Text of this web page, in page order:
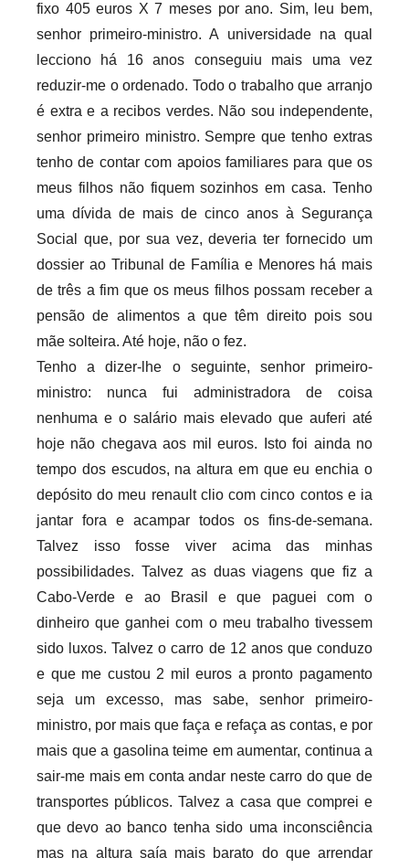
fixo 405 euros X 7 meses por ano. Sim, leu bem,
senhor primeiro-ministro. A universidade na qual
lecciono há 16 anos conseguiu mais uma vez
reduzir-me o ordenado. Todo o trabalho que arranjo
é extra e a recibos verdes. Não sou independente,
senhor primeiro ministro. Sempre que tenho extras
tenho de contar com apoios familiares para que os
meus filhos não fiquem sozinhos em casa. Tenho
uma dívida de mais de cinco anos à Segurança
Social que, por sua vez, deveria ter fornecido um
dossier ao Tribunal de Família e Menores há mais
de três a fim que os meus filhos possam receber a
pensão de alimentos a que têm direito pois sou
mãe solteira. Até hoje, não o fez.
Tenho a dizer-lhe o seguinte, senhor primeiro-
ministro: nunca fui administradora de coisa
nenhuma e o salário mais elevado que auferi até
hoje não chegava aos mil euros. Isto foi ainda no
tempo dos escudos, na altura em que eu enchia o
depósito do meu renault clio com cinco contos e ia
jantar fora e acampar todos os fins-de-semana.
Talvez isso fosse viver acima das minhas
possibilidades. Talvez as duas viagens que fiz a
Cabo-Verde e ao Brasil e que paguei com o
dinheiro que ganhei com o meu trabalho tivessem
sido luxos. Talvez o carro de 12 anos que conduzo
e que me custou 2 mil euros a pronto pagamento
seja um excesso, mas sabe, senhor primeiro-
ministro, por mais que faça e refaça as contas, e por
mais que a gasolina teime em aumentar, continua a
sair-me mais em conta andar neste carro do que de
transportes públicos. Talvez a casa que comprei e
que devo ao banco tenha sido uma inconsciência
mas na altura saía mais barato do que arrendar